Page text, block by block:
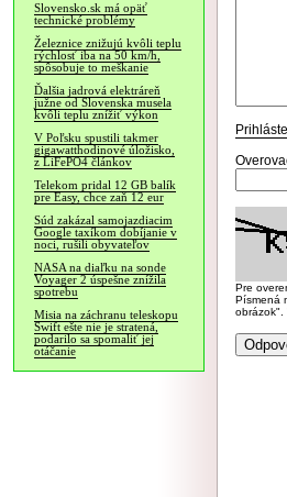
Slovensko.sk má opäť
technické problémy
Železnice znižujú kvôli teplu
rýchlosť iba na 50 km/h,
spôsobuje to meškanie
Ďalšia jadrová elektráreň
južne od Slovenska musela
kvôli teplu znížiť výkon
V Poľsku spustili takmer
gigawatthodinové úložisko,
z LiFePO4 článkov
Telekom pridal 12 GB balík
pre Easy, chce zaň 12 eur
Súd zakázal samojazdiacim
Google taxíkom dobíjanie v
noci, rušili obyvateľov
NASA na diaľku na sonde
Voyager 2 úspešne znížila
spotrebu
Misia na záchranu teleskopu
Swift ešte nie je stratená,
podarilo sa spomaliť jej
otáčanie
Pre
Písmená
obrázok".